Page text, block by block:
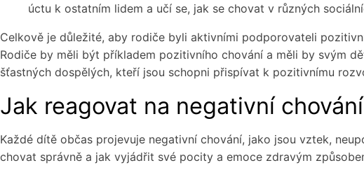
úctu k ostatním lidem a učí se, jak se chovat v různých
Celkově je důležité, aby rodiče byli aktivními podporovateli
Rodiče by měli být příkladem pozitivního chování a měli by svým
šťastných dospělých, kteří jsou schopni přispívat k pozitivnímu
Jak reagovat na negativní
Každé dítě občas projevuje negativní chování, jako jsou vztek,
chovat správně a jak vyjádřit své pocity a emoce zdravým